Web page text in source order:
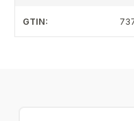
GTIN: